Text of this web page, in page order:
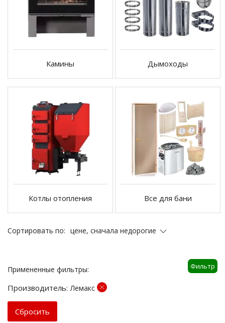
Камины Дымоходы
Котлы отопления Все для бани
Сортировать по: цене, сначала недорогие
Фильтр
Примененные фильтры:
Производитель: Лемакс
Cбросить